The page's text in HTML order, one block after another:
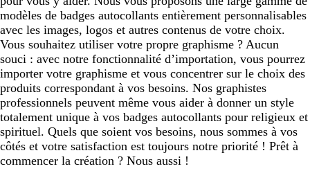
modèles de badges autocollants entièrement personnalisables
avec les images, logos et autres contenus de votre choix.
Vous souhaitez utiliser votre propre graphisme ? Aucun
souci : avec notre fonctionnalité d’importation, vous pourrez
importer votre graphisme et vous concentrer sur le choix des
produits correspondant à vos besoins. Nos graphistes
professionnels peuvent même vous aider à donner un style
totalement unique à vos badges autocollants pour religieux et
spirituel. Quels que soient vos besoins, nous sommes à vos
côtés et votre satisfaction est toujours notre priorité ! Prêt à
commencer la création ? Nous aussi !